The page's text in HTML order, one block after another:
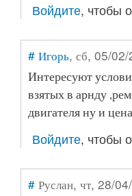
Войдите, чтобы
# Игорь, сб, 05/
Интересуют
взятых в арнду
двигателя ну и
Войдите, чтобы
# Руслан, чт, 28/